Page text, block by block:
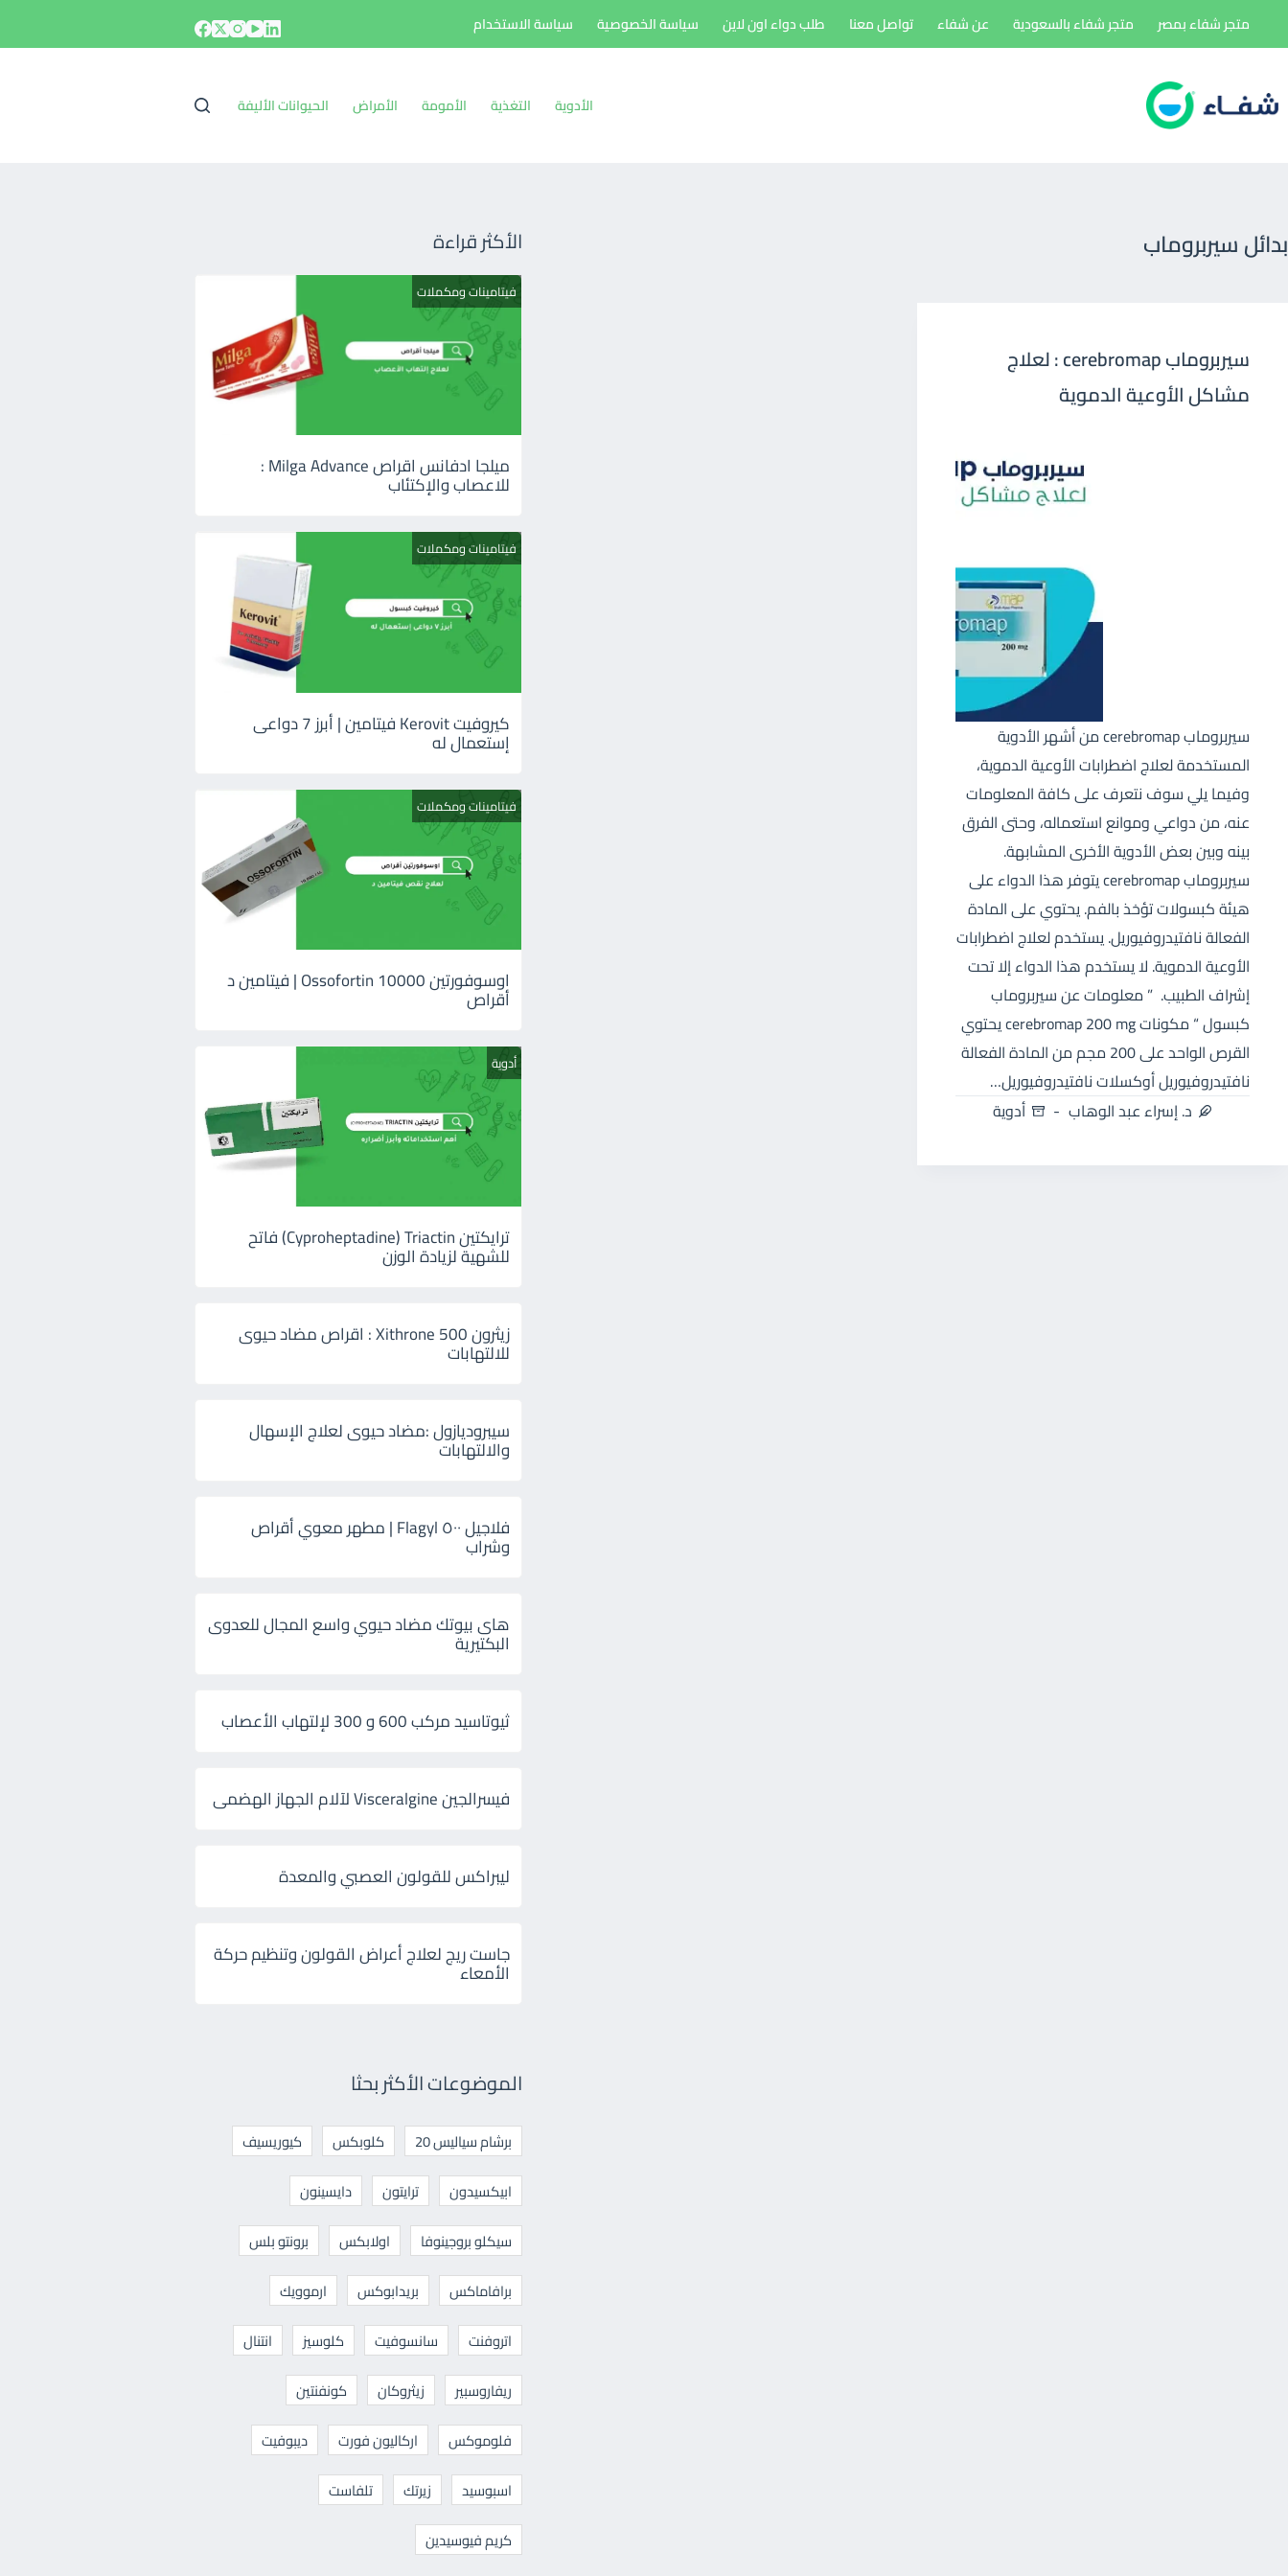
إلى
متجر شفاء بمصر متجر شفاء بالسعودية عن شفاء تواصل معنا طلب دواء اون لاين سياسة الخصوصية سياسة الاستخدام
الأدوية التغذية الأمومة الأمراض الحيوانات الأليفة
بدائل سيربروماب
سيربروماب cerebromap : لعلاج
مشاكل الأوعية الدموية
سيربروماب cerebromap من أشهر الأدوية
المستخدمة لعلاج اضطرابات الأوعية الدموية،
وفيما يلي سوف نتعرف على كافة المعلومات
عنه، من دواعي وموانع استعماله، وحتى الفرق
بينه وبين بعض الأدوية الأخرى المشابهة.
سيربروماب cerebromap يتوفر هذا الدواء على
هيئة كبسولات تؤخذ بالفم. يحتوي على المادة
الفعالة نافتيدروفيوريل. يستخدم لعلاج اضطرابات
الأوعية الدموية. لا يستخدم هذا الدواء إلا تحت
إشراف الطبيب. ” معلومات عن سيربروماب
كبسول “ مكونات cerebromap 200 mg يحتوي
القرص الواحد على 200 مجم من المادة الفعالة
نافتيدروفيوريل أوكسلات نافتيدروفيوريل…
د. إسراء عبد الوهاب
أدوية
الأكثر قراءة
فيتامينات ومكملات
ميلجا ادفانس اقراص Milga Advance :
للاعصاب والإكتئاب
فيتامينات ومكملات
كيروفيت Kerovit فيتامين | أبرز 7 دواعى
إستعمال له
فيتامينات ومكملات
اوسوفورتين 10000 Ossofortin | فيتامين د
أقراص
أدوية
ترايكتين Cyproheptadine) Triactin) فاتح
للشهية لزيادة الوزن
زيثرون 500 Xithrone : اقراص مضاد حيوى
للالتهابات
سيبروديازول :مضاد حيوى لعلاج الإسهال
والالتهابات
فلاجيل ٥٠٠ Flagyl | مطهر معوي أقراص
وشراب
هاى بيوتك مضاد حيوي واسع المجال للعدوى
البكتيرية
ثيوتاسيد مركب 600 و 300 لإلتهاب الأعصاب
فيسرالجين Visceralgine لآلام الجهاز الهضمى
ليبراكس للقولون العصبي والمعدة
جاست ريج لعلاج أعراض القولون وتنظيم حركة
الأمعاء
الموضوعات الأكثر بحثا
برشام سياليس 20 كلوبكس
كيوريسيف
ابيكسيدون
ترايتون
دايسينون
سيكلو بروجينوفا
اولابكس
برونتو بلس
برافاماكس
بريدابوكس
ارموويك
اتروفنت
سانسوفيت كلوسيز
انتنال
ريفاروسبير
زيثروكان
كونفنتين
فلوموكس
اركاليون فورت
ديبوفيت
اسبوسيد
زيرتك
تلفاست
كريم فيوسيدين